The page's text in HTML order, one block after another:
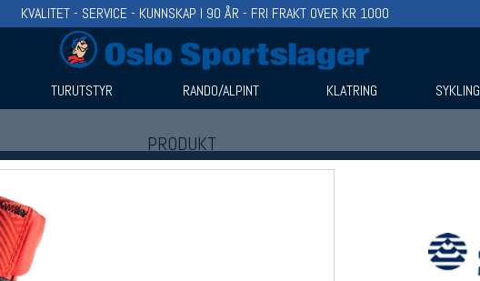
KVALITET - SERVICE - KUNNSKAP I 90 ÅR - FRI FRAKT OVER KR 1000
TURUTSTYR RANDO/ALPINT KLATRING SYKLING
PRODUKT
Produkter (1)